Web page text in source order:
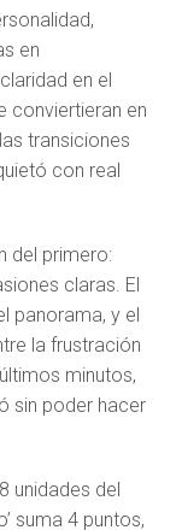
en
en el
conviertieran en
transiciones
con real
del primero:
claras. El
panorama, y ​​el
la frustración
minutos,
sin poder hacer
unidades del
suma 4 puntos,